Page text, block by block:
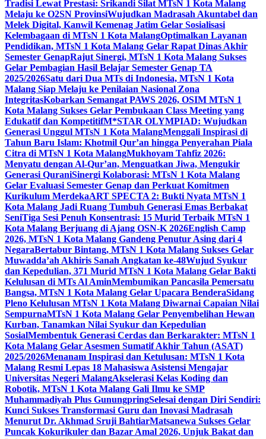
Tradisi Lewat Prestasi: Srikandi Silat MTsN 1 Kota Malang
Melaju ke O2SN ProvinsiWujudkan Madrasah Akuntabel dan
Melek Digital, Kanwil Kemenag Jatim Gelar Sosialisasi
Kelembagaan di MTsN 1 Kota MalangOptimalkan Layanan
Pendidikan, MTsN 1 Kota Malang Gelar Rapat Dinas Akhir
Semester GenapRajut Sinergi, MTsN 1 Kota Malang Sukses
Gelar Pembagian Hasil Belajar Semester Genap TA
2025/2026Satu dari Dua MTs di Indonesia, MTsN 1 Kota
Malang Siap Melaju ke Penilaian Nasional Zona
IntegritasKobarkan Semangat PAWS 2026, OSIM MTsN 1
Kota Malang Sukses Gelar Pembukaan Class Meeting yang
Edukatif dan KompetitifM*STAR OLYMPIAD: Wujudkan
Generasi Unggul MTsN 1 Kota MalangMenggali Inspirasi di
Tahun Baru Islam: Khotmil Qur’an hingga Penyerahan Piala
Citra di MTsN 1 Kota MalangMukhoyam Tahfiz 2026:
Menyatu dengan Al-Qur’an, Menguatkan Jiwa, Mengukir
Generasi QuraniSinergi Kolaborasi: MTsN 1 Kota Malang
Gelar Evaluasi Semester Genap dan Perkuat Komitmen
Kurikulum MerdekaART SPECTA 2: Bukti Nyata MTsN 1
Kota Malang Jadi Ruang Tumbuh Generasi Emas Berbakat
SeniTiga Sesi Penuh Konsentrasi: 15 Murid Terbaik MTsN 1
Kota Malang Berjuang di Ajang OSN-K 2026English Camp
2026, MTsN 1 Kota Malang Gandeng Penutur Asing dari 4
NegaraBertabur Bintang, MTsN 1 Kota Malang Sukses Gelar
Muwadda’ah Akhiris Sanah Angkatan ke-48Wujud Syukur
dan Kepedulian, 371 Murid MTsN 1 Kota Malang Gelar Bakti
Kelulusan di MTs Al AminMembumikan Pancasila Pemersatu
Bangsa, MTsN 1 Kota Malang Gelar Upacara BenderaSidang
Pleno Kelulusan MTsN 1 Kota Malang Diwarnai Capaian Nilai
SempurnaMTsN 1 Kota Malang Gelar Penyembelihan Hewan
Kurban, Tanamkan Nilai Syukur dan Kepedulian
SosialMembentuk Generasi Cerdas dan Berkarakter: MTsN 1
Kota Malang Gelar Asesmen Sumatif Akhir Tahun (ASAT)
2025/2026Menanam Inspirasi dan Ketulusan: MTsN 1 Kota
Malang Resmi Lepas 18 Mahasiswa Asistensi Mengajar
Universitas Negeri MalangAkselerasi Kelas Koding dan
Robotik, MTsN 1 Kota Malang Gali Ilmu ke SMP
Muhammadiyah Plus GunungpringSelesai dengan Diri Sendiri:
Kunci Sukses Transformasi Guru dan Inovasi Madrasah
Menurut Dr. Akhmad Sruji BahtiarMatsanewa Sukses Gelar
Puncak Kokurikuler dan Bazar Amal 2026, Unjuk Bakat dan